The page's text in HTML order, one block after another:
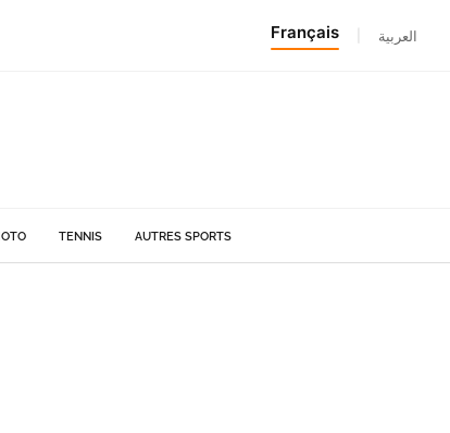
Français العربية
TENNIS AUTRES SPORTS